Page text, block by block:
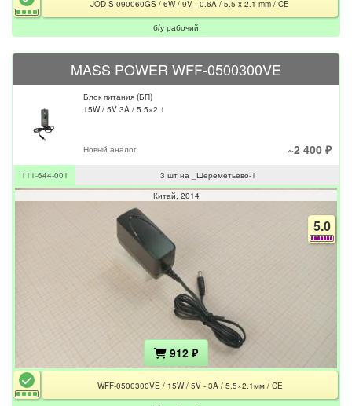
JOD-S-090060GS / 6W / 9V - 0.6A / 5.5 x 2.1 mm / CE
б/у рабочий
MASS POWER WFF-0500300VE
Блок питания (БП)
15W / 5V 3A / 5.5×2.1
Новый аналог ~2 400 ₽
111-644-001
3 шт на _Шереметьево-1
Китай 2014
5.0
912 ₽
WFF-0500300VE / 15W / 5V - 3A / 5.5×2.1мм / CE